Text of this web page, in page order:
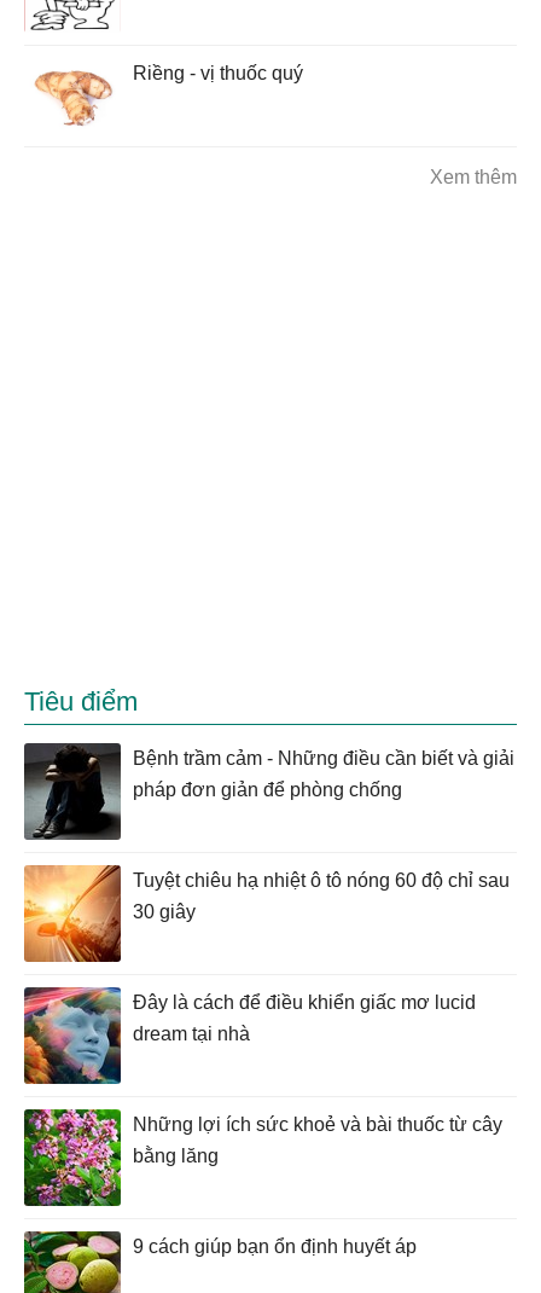
Riềng - vị thuốc quý
Xem thêm
Tiêu điểm
Bệnh trầm cảm - Những điều cần biết và giải
pháp đơn giản để phòng chống
Tuyệt chiêu hạ nhiệt ô tô nóng 60 độ chỉ sau
30 giây
Đây là cách để điều khiển giấc mơ lucid
dream tại nhà
Những lợi ích sức khoẻ và bài thuốc từ cây
bằng lăng
9 cách giúp bạn ổn định huyết áp